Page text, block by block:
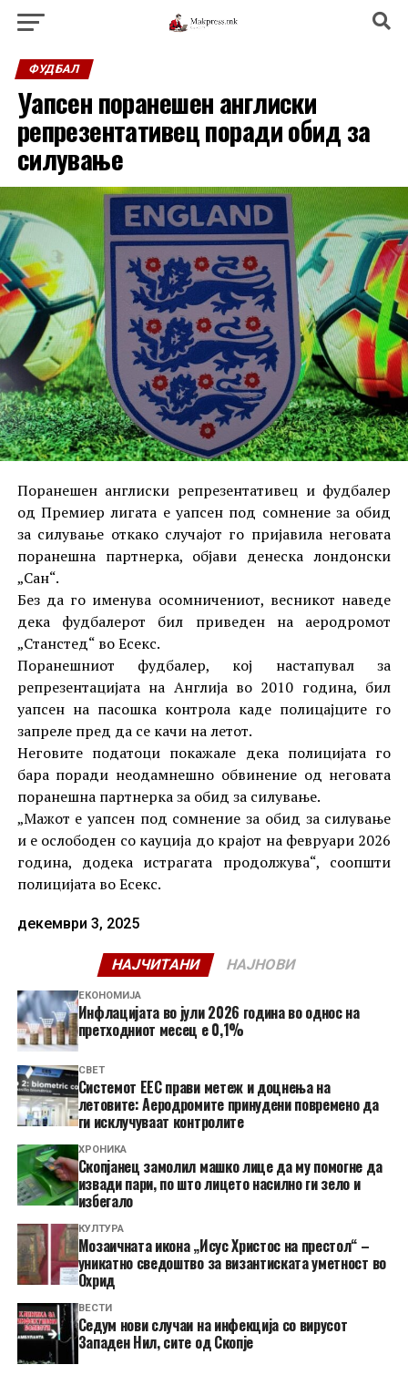
ФУДБАЛ
Уапсен поранешен англиски
репрезентативец поради обид за
силување
Поранешен англиски репрезентативец и фудбалер
од Премиер лигата е уапсен под сомнение за обид
за силување откако случајот го пријавила неговата
поранешна партнерка, објави денеска лондонски
„Сан“.
Без да го именува осомничениот, весникот наведе
дека фудбалерот бил приведен на аеродромот
„Станстед“ во Есекс.
Поранешниот фудбалер, кој настапувал за
репрезентацијата на Англија во 2010 година, бил
уапсен на пасошка контрола каде полицајците го
запреле пред да се качи на летот.
Неговите податоци покажале дека полицијата го
бара поради неодамнешно обвинение од неговата
поранешна партнерка за обид за силување.
„Мажот е уапсен под сомнение за обид за силување
и е ослободен со кауција до крајот на февруари 2026
година, додека истрагата продолжува“, соопшти
полицијата во Есекс.
декември 3, 2025
НАЈЧИТАНИ НАЈНОВИ
ЕКОНОМИЈА
Инфлацијата во јули 2026 година во однос на
претходниот месец е 0,1%
СВЕТ
Системот ЕЕС прави метеж и доцнења на
летовите: Аеродромите принудени повремено да
ги исклучуваат контролите
ХРОНИКА
Скопјанец замолил машко лице да му помогне да
извади пари, по што лицето насилно ги зело и
избегало
КУЛТУРА
Мозаичната икона „Исус Христос на престол“ –
уникатно сведоштво за византиската уметност во
Охрид
ВЕСТИ
Седум нови случаи на инфекција со вирусот
Западен Нил, сите од Скопје